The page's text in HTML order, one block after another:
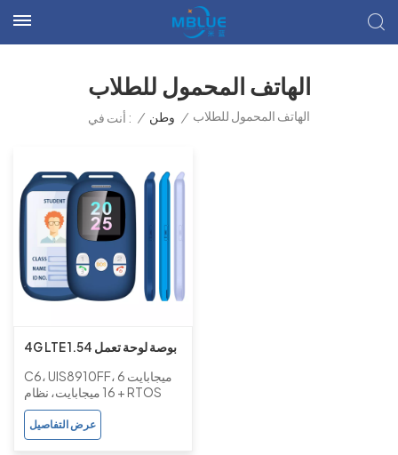
الهاتف المحمول للطلاب
أنت في : / وطن / الهاتف المحمول للطلاب
4G LTE 1.54 بوصة لوحة تعمل
باللمس البطاقة الأساسية
الهاتف المحمول مع موقف و
NFC للطلاب
C6، UIS8910FF، 6 ميجابايت
+ 16 ميجابايت، نظام RTOS
عرض التفاصيل